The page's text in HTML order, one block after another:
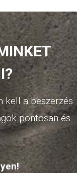
kell a beszerzés
pontosan és